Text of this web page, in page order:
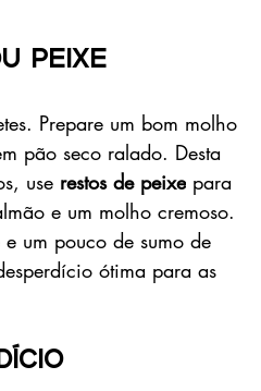
peixe
Prepare um bom molho
pão seco ralado. Desta
use restos de peixe para
e um molho cremoso.
um pouco de sumo de
ótima para as